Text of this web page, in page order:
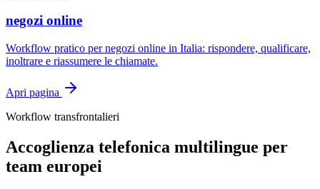
negozi online
Workflow pratico per negozi online in Italia: rispondere, qualificare,
inoltrare e riassumere le chiamate.
Apri pagina
Workflow transfrontalieri
Accoglienza telefonica multilingue per
team europei